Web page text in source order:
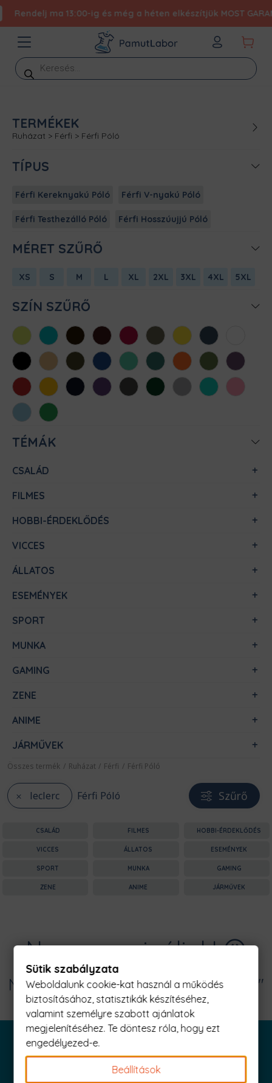
Rendelj ma 13:00-ig és még a héten elkészítjük MOST
Products
search
TERMÉKEK
Ruházat > Férfi > Férfi Póló
TÍPUS
Férfi Kereknyakú Póló Férfi V-nyakú Póló
Férfi Testhezálló Póló Férfi Hosszúujjú Póló
MÉRET SZŰRŐ
XS S M L XL 2XL 3XL 4XL 5XL
SZÍN SZŰRŐ
AlmazöldAtollkékBarnaBordóChili Cink Citromsárga
Denim
FeketeHomokKhaki KirálykékMentaMéregzöld
NarancsOliva Padlizsán
Piros SárgaSötétkékSötétlilaSötétszürke
SötétzöldSportszürke
Türkiz
Világos
rózsaszín
Világoskék
Zöld
TÉMÁK
CSALÁD
FILMES
HOBBI-ÉRDEKLŐDÉS
VICCES
ÁLLATOS
ESEMÉNYEK
SPORT
MUNKA
GAMING
ZENE
ANIME
JÁRMŰVEK
Összes termék / Ruházat / Férfi / Férfi Póló
leclerc Férfi Póló Szűrő
CSALÁD FILMES HOBBI-ÉRDEKLŐDÉS
VICCES ÁLLATOS ESEMÉNYEK
SPORT MUNKA GAMING
ZENE ANIME JÁRMŰVEK
Nagyon sajnáljuk! 😥
Nincs találat erre: "leclerc Férfi Póló"
Sütik szabályzata
Weboldalunk cookie-kat használ a működés
biztosításához, statisztikák készítéséhez,
valamint személyre szabott ajánlatok
megjelenítéséhez. Te döntesz róla, hogy ezt
engedélyezed-e.
Beállítások